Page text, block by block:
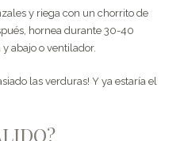
y riega con un chorrito de
hornea durante 30-40
abajo o ventilador.
las verduras! Y ya estaría el